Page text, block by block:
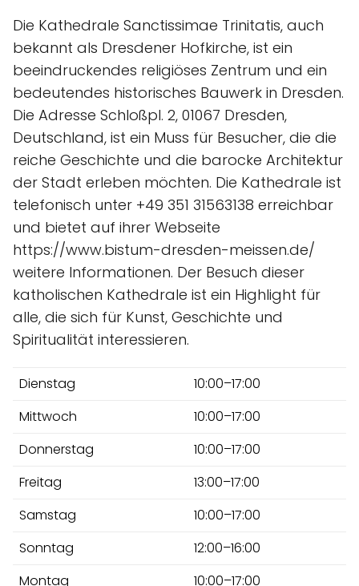
Die Kathedrale Sanctissimae Trinitatis, auch
bekannt als Dresdener Hofkirche, ist ein
beeindruckendes religiöses Zentrum und ein
bedeutendes historisches Bauwerk in Dresden.
Die Adresse Schloßpl. 2, 01067 Dresden,
Deutschland, ist ein Muss für Besucher, die die
reiche Geschichte und die barocke Architektur
der Stadt erleben möchten. Die Kathedrale ist
telefonisch unter +49 351 31563138 erreichbar
und bietet auf ihrer Webseite
https://www.bistum-dresden-meissen.de/
weitere Informationen. Der Besuch dieser
katholischen Kathedrale ist ein Highlight für
alle, die sich für Kunst, Geschichte und
Spiritualität interessieren.
Dienstag
10:00–17:00
Mittwoch
10:00–17:00
Donnerstag
10:00–17:00
Freitag
13:00–17:00
Samstag
10:00–17:00
Sonntag
12:00–16:00
Montag
10:00–17:00